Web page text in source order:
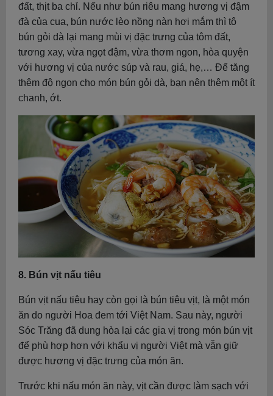
đất, thịt ba chỉ. Nếu như bún riêu mang hương vị đậm
đà của cua, bún nước lèo nồng nàn hơi mắm thì tô
bún gỏi dà lại mang mùi vị đặc trưng của tôm đất,
tương xay, vừa ngọt đậm, vừa thơm ngon, hòa quyện
với hương vị của nước súp và rau, giá, hẹ,… Để tăng
thêm độ ngon cho món bún gỏi dà, bạn nên thêm một ít
chanh, ớt.
8. Bún vịt nấu tiêu
Bún vịt nấu tiêu hay còn gọi là bún tiêu vịt, là một món
ăn do người Hoa đem tới Việt Nam. Sau này, người
Sóc Trăng đã dung hòa lại các gia vị trong món bún vịt
để phù hợp hơn với khẩu vị người Việt mà vẫn giữ
được hương vị đặc trưng của món ăn.
Trước khi nấu món ăn này, vịt cần được làm sạch với